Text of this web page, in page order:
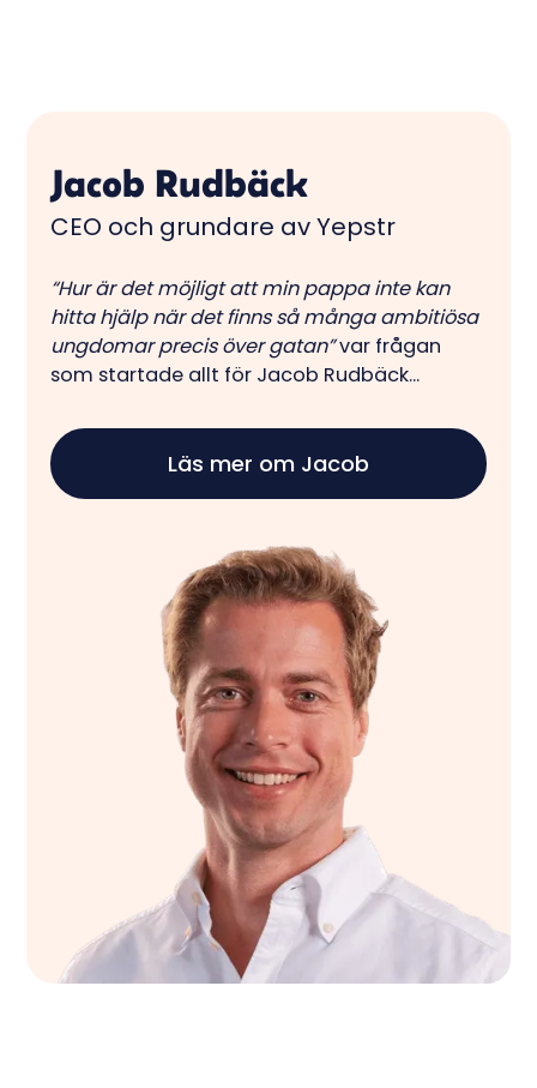
Jacob Rudbäck
CEO och grundare av Yepstr
“Hur är det möjligt att min pappa inte kan
hitta hjälp när det finns så många ambitiösa
ungdomar precis över gatan”var frågan
som startade allt för Jacob Rudbäck...
Läs mer om Jacob